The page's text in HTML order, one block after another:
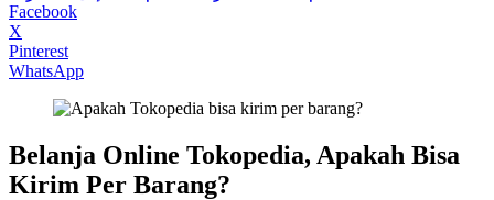
Facebook
X
Pinterest
WhatsApp
Belanja Online Tokopedia, Apakah Bisa
Kirim Per Barang?